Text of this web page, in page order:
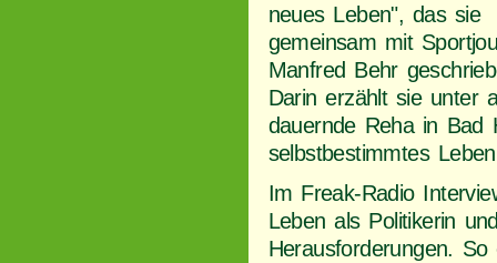
neues Leben", das sie
gemeinsam mit
Manfred Behr
Darin erzählt sie unter
dauernde Reha in Bad
selbstbestimmtes
Im Freak-Radio
Leben als Politikerin
Herausforderungen.